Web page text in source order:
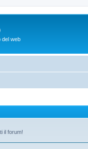
del web
il forum!